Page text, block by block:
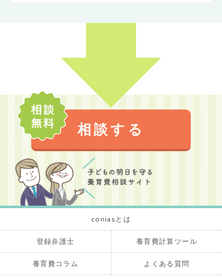
相談する
coniasとは
登録弁護士 養育費計算ツール
養育費コラム よくある質問